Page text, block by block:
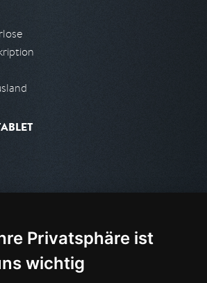
Privatsphäre ist
wichtig